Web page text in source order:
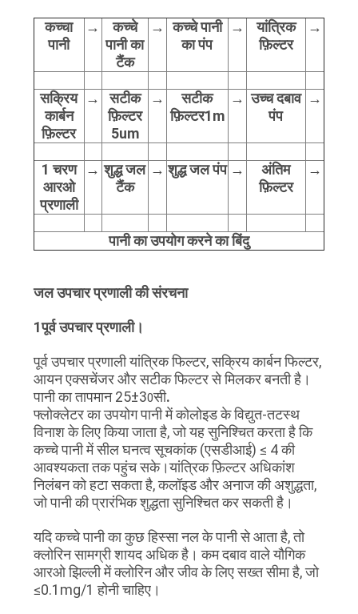
PRIVACY
POLICY
कच्चा
पानी
→
कच्चे
पानी का
टैंक
→
कच्चे पानी
का पंप
→
यांत्रिक
फ़िल्टर
→
सक्रिय
कार्बन
फ़िल्टर
→
सटीक
फ़िल्टर
5um
→
सटीक
फ़िल्टर1m
→ उच्च दबाव
पंप
→
1 चरण
आरओ
प्रणाली
→ शुद्ध जल
टैंक
→ शुद्ध जल पंप →
अंतिम
फ़िल्टर
→
पानी का उपयोग करने का बिंदु
जल उपचार प्रणाली की संरचना
1पूर्व उपचार प्रणाली।
पूर्व उपचार प्रणाली यांत्रिक फिल्टर, सक्रिय कार्बन फिल्टर,
आयन एक्सचेंजर और सटीक फिल्टर से मिलकर बनती है।
पानी का तापमान 25±30सी.
फ्लोक्लेटर का उपयोग पानी में कोलोइड के विद्युत-तटस्थ
विनाश के लिए किया जाता है, जो यह सुनिश्चित करता है कि
कच्चे पानी में सील घनत्व सूचकांक (एसडीआई) ≤ 4 की
आवश्यकता तक पहुंच सके।यांत्रिक फ़िल्टर अधिकांश
निलंबन को हटा सकता है, कलॉइड और अनाज की अशुद्धता,
जो पानी की प्रारंभिक शुद्धता सुनिश्चित कर सकती है।
यदि कच्चे पानी का कुछ हिस्सा नल के पानी से आता है, तो
क्लोरिन सामग्री शायद अधिक है। कम दबाव वाले यौगिक
आरओ झिल्ली में क्लोरिन और जीव के लिए सख्त सीमा है, जो
≤0.1mg/1 होनी चाहिए।